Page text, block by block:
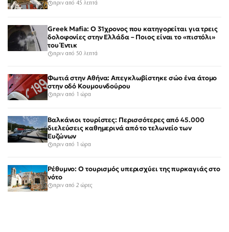
πριν από 45 λεπτά
Greek Mafia: Ο 31χρονος που κατηγορείται για τρεις
δολοφονίες στην Ελλάδα – Ποιος είναι το «πιστόλι»
του Έντικ
πριν από 50 λεπτά
Φωτιά στην Αθήνα: Απεγκλωβίστηκε σώο ένα άτομο
στην οδό Κουμουνδούρου
πριν από 1 ώρα
Βαλκάνιοι τουρίστες: Περισσότερες από 45.000
διελεύσεις καθημερινά από το τελωνείο των
Ευζώνων
πριν από 1 ώρα
Ρέθυμνο: Ο τουρισμός υπερισχύει της πυρκαγιάς στο
νότο
πριν από 2 ώρες